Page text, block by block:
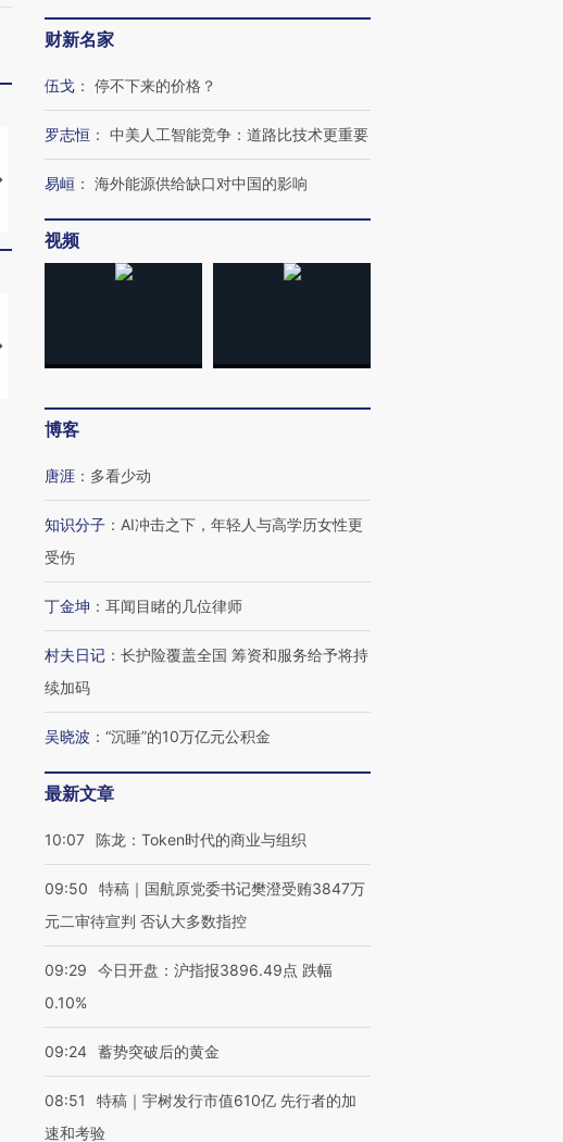
视线｜HYROX的吸金
心“花钱找虐”？
马航飞行员跨国走私7万
毒品
育部长拱下台
【推广】走进第四届链博
会，让数智科技“链”接产
【特别呈现】寻找100种
CFO：不靠规模取胜，华
财新名家
伍戈 ： 停不下来的价格？
罗志恒 ： 中美人工智能竞争：道路比技术更重要
易峘 ： 海外能源供给缺口对中国的影响
视频
博客
唐涯 ： 多看少动
知识分子 ： AI冲击之下，年轻人与高学历女性更
受伤
丁金坤 ： 耳闻目睹的几位律师
村夫日记 ： 长护险覆盖全国 筹资和服务给予将持
续加码
吴晓波 ： “沉睡”的10万亿元公积金
最新文章
10:07 陈龙：Token时代的商业与组织
09:50
特稿｜国航原党委书记樊澄受贿3847万
元二审待宣判 否认大多数指控
09:29
今日开盘：沪指报3896.49点 跌幅
0.10%
09:24 蓄势突破后的黄金
08:51
特稿｜宇树发行市值610亿 先行者的加
速和考验